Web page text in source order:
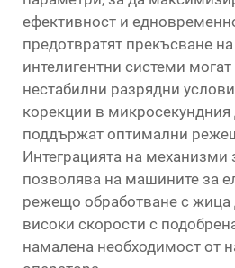
ефективност и
предотвратят прекъсване
интелигентни системи
нестабилни разрядни
корекции в микросекундния
поддържат оптимални
Интеграцията на механизми
позволява на машините за
режещо обработване с жица
високи скорости с
намалена необходимост от